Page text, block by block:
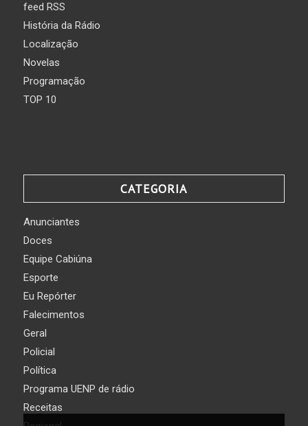
feed RSS
História da Rádio
Localização
Novelas
Programação
TOP 10
CATEGORIA
Anunciantes
Doces
Equipe Cabiúna
Esporte
Eu Repórter
Falecimentos
Geral
Policial
Política
Programa UENP de rádio
Receitas